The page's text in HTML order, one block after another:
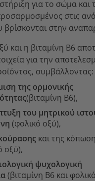
για το σώμα και
στις
στην
και η βιταμίνη Β6
για την
συμβάλλοντας:
της ορμονικής
(βιταμίνη Β6),
του μητρικού
(φολικό οξύ),
και της
οξύ),
ψυχολογική
(βιταμίνη Β6 και